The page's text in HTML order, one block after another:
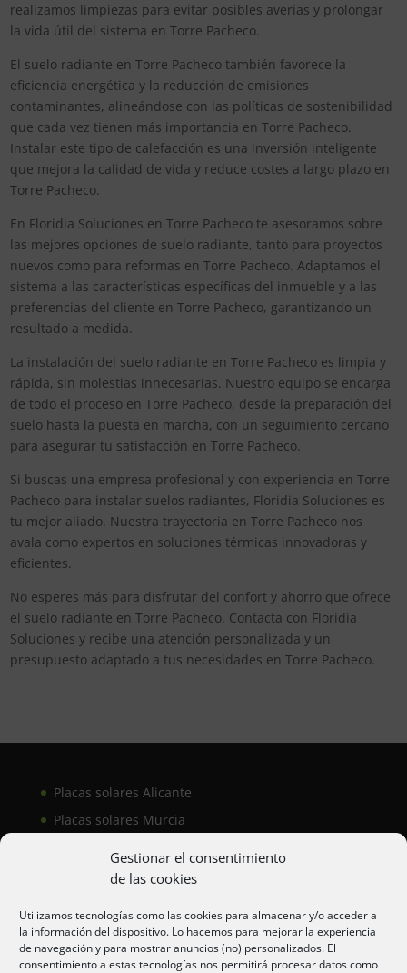
Gestionar el consentimiento
de las cookies
Utilizamos tecnologías como las cookies para almacenar y/o acceder a
la información del dispositivo. Lo hacemos para mejorar la experiencia
de navegación y para mostrar anuncios (no) personalizados. El
consentimiento a estas tecnologías nos permitirá procesar datos como
realizamos limpiezas para evitar posibles averías y prolongar
la vida útil del sistema en Torre Pacheco.
El suelo radiante en Torre Pacheco también favorece la
eficiencia energética y la reducción de emisiones
contaminantes, alineándose con las políticas de sostenibilidad
que cada vez tienen más importancia en Torre Pacheco.
Instalar este tipo de calefacción es una inversión inteligente
que mejora la calidad de vida y reduce costes a largo plazo en
Torre Pacheco.
En Floridia Soluciones en Torre Pacheco te asesoramos sobre
las mejores opciones de suelo radiante, tanto para proyectos
nuevos como para reformas en Torre Pacheco. Adaptamos el
sistema a las características específicas del inmueble y a las
preferencias del cliente en Torre Pacheco, garantizando un
resultado a medida.
La instalación del suelo radiante en Torre Pacheco es limpia y
rápida, sin molestias innecesarias. Nuestro equipo se encarga
de todo el proceso en Torre Pacheco, desde la preparación del
suelo hasta la puesta en marcha, con un seguimiento cercano
para asegurar tu satisfacción en Torre Pacheco.
Si buscas una empresa profesional y con experiencia en Torre
Pacheco para instalar suelos radiantes, Floridia Soluciones es
tu mejor aliado. Nuestra trayectoria en Torre Pacheco nos
avala como expertos en soluciones térmicas innovadoras y
eficientes.
No esperes más para disfrutar del confort y ahorro que ofrece
el suelo radiante en Torre Pacheco. Contacta con Floridia
Soluciones y recibe una atención personalizada y un
presupuesto adaptado a tus necesidades en Torre Pacheco.
Placas solares Alicante
Placas solares Murcia
Aire acondicionado Alicante
Aire acondicionador Murcia
Aire acondicionado San Juan